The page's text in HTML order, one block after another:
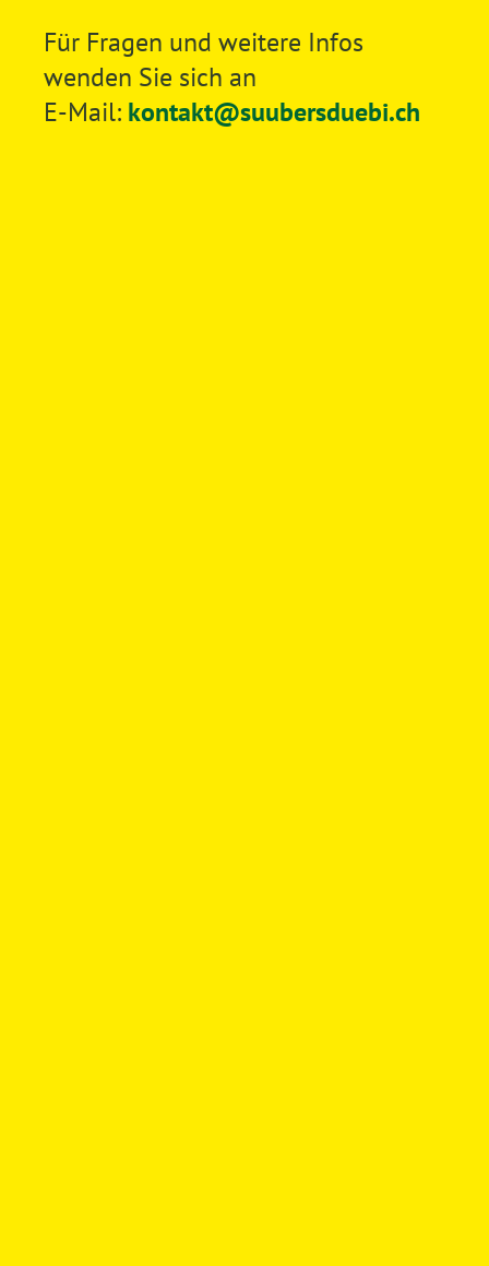
Für Fragen und weitere Infos
wenden Sie sich an
E-Mail: kontakt@suubersduebi.ch